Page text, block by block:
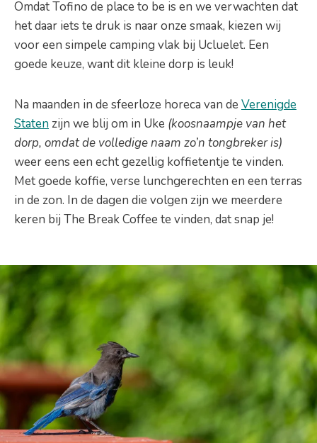
Omdat Tofino de place to be is en we verwachten dat
het daar iets te druk is naar onze smaak, kiezen wij
voor een simpele camping vlak bij Ucluelet. Een
goede keuze, want dit kleine dorp is leuk!
Na maanden in de sfeerloze horeca van de Verenigde
Staten zijn we blij om in Uke (koosnaampje van het
dorp, omdat de volledige naam zo’n tongbreker is)
weer eens een echt gezellig koffietentje te vinden.
Met goede koffie, verse lunchgerechten en een terras
in de zon. In de dagen die volgen zijn we meerdere
keren bij The Break Coffee te vinden, dat snap je!